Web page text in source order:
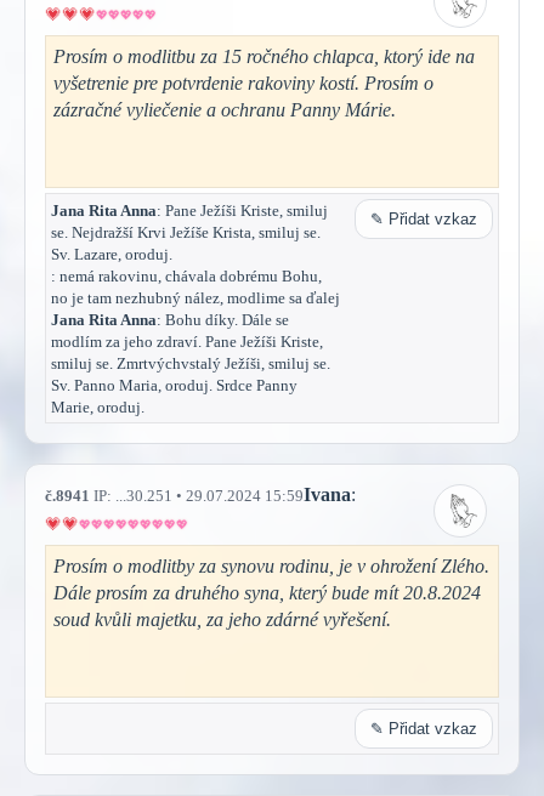
Prosím o modlitbu za 15 ročného chlapca, ktorý ide na
vyšetrenie pre potvrdenie rakoviny kostí. Prosím o
zázračné vyliečenie a ochranu Panny Márie.
Jana Rita Anna: Pane Ježíši Kriste, smiluj
se. Nejdražší Krvi Ježíše Krista, smiluj se.
Sv. Lazare, oroduj.
: nemá rakovinu, chávala dobrému Bohu,
no je tam nezhubný nález, modlime sa ďalej
Jana Rita Anna: Bohu díky. Dále se
modlím za jeho zdraví. Pane Ježíši Kriste,
smiluj se. Zmrtvýchvstalý Ježíši, smiluj se.
Sv. Panno Maria, oroduj. Srdce Panny
Marie, oroduj.
✎ Přidat vzkaz
č.8941 IP: ...30.251 • 29.07.2024 15:59Ivana:
Prosím o modlitby za synovu rodinu, je v ohrožení Zlého.
Dále prosím za druhého syna, který bude mít 20.8.2024
soud kvůli majetku, za jeho zdárné vyřešení.
✎ Přidat vzkaz